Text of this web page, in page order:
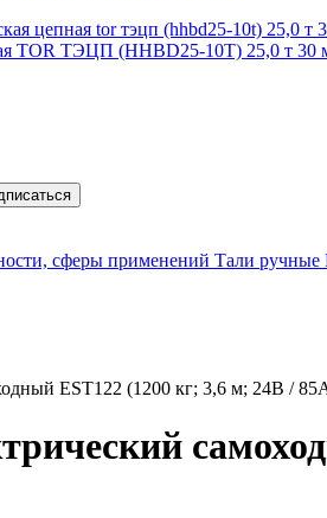
TOR ТЭЦП (HHBD25-10T) 25,0 т 30
сферы применений Тали
EST122 (1200 кг; 3,6 м; 24В /